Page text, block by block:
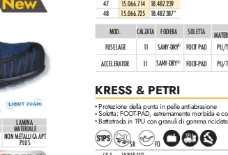
LAMINA
MATERIALE
NON METALLICA APT
PLUS
• Protezione della punta in pelle antiabrasione
• Soletta: FOOT-PAD, estremamente morbida e
• Battistrada in TPU con granuli di gomma riciclata
SR FO
KRESS & PETRI
47 15.066.714 18.487.239
48
15.066.725 18.487.387*
MOD. CALZATA FODERA SOLETTA
FUSELAGE 11 SANY-DRY® FOOT PAD PU/
ACCELERATOR
11 SANY-DRY® FOOT-PAD PU/